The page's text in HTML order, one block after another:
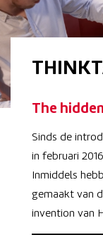
The
Sinds de
in februari
Inmiddels
gemaakt van
invention van